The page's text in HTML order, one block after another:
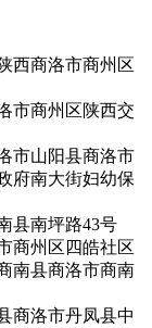
西商洛市商州区
市商州区陕西交
市山阳县商洛市
府南大街妇幼保
县南坪路43号
商州区四皓社区
南县商洛市商南
商洛市丹凤县中